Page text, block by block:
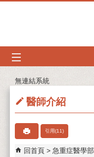
無連結系統
醫師介紹
引用(11)
回首頁 急重症醫學部